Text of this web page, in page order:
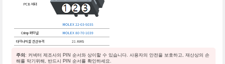
PCB 헤더
MOLEX 22-03-5035
Crimp 터미널
MOLEX 80-70-1039
다이나믹셀 전선규격
21 AWG
주의 : 커넥터 제조사의 PIN 순서와 상이할 수 있습니다. 사용자의 안전을 보호하고, 재산상의 손
해를 막기위해, 반드시 PIN 순서를 확인하세요.